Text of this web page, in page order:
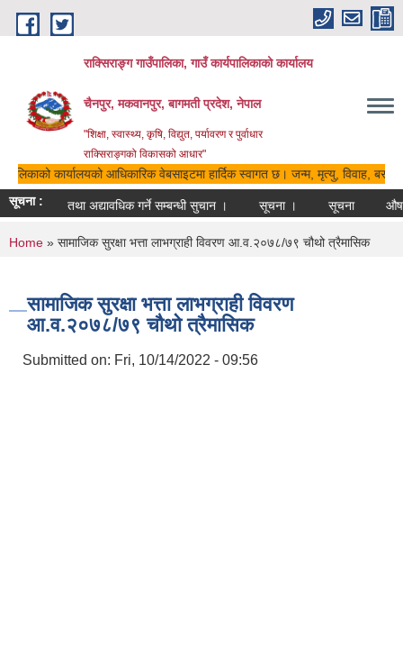
Skip to main content
राक्सिराङ्ग गाउँपालिका, गाउँ कार्यपालिकाको कार्यालय
चैनपुर, मकवानपुर, बागमती प्रदेश, नेपाल
"शिक्षा, स्वास्थ्य, कृषि, विद्युत, पर्यावरण र पुर्वाधार
राक्सिराङ्गको विकासको आधार"
कार्यालयको आधिकारिक वेबसाइटमा हार्दिक स्वागत छ। जन्म, मृत्यु, विवाह,
सूचना :
सूचीमा दर्ता तथा अद्यावधिक गर्ने सम्बन्धी सुचान । सूचना । सूचना
You are here
Home » सामाजिक सुरक्षा भत्ता लाभग्राही विवरण आ.व.२०७८/७९ चौथो त्रैमासिक
सामाजिक सुरक्षा भत्ता लाभग्राही विवरण
आ.व.२०७८/७९ चौथो त्रैमासिक
Submitted on: Fri, 10/14/2022 - 09:56